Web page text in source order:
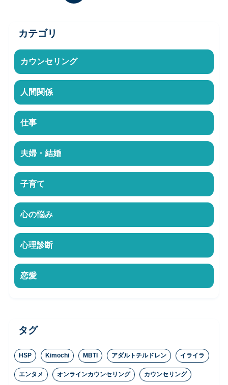
カテゴリ
カウンセリング
人間関係
仕事
夫婦・結婚
子育て
心の悩み
心理診断
恋愛
タグ
HSP Kimochi MBTI アダルトチルドレン イライラ
エンタメ オンラインカウンセリング カウンセリング